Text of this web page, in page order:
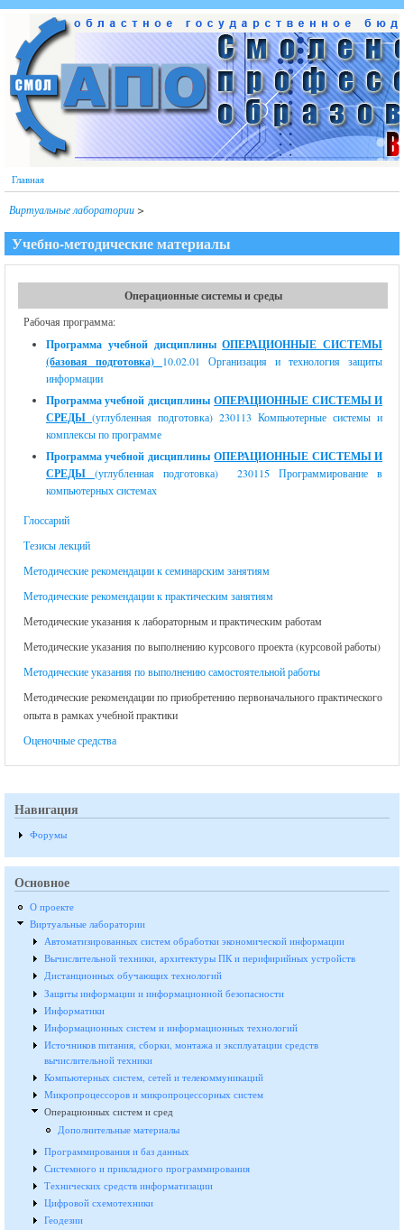
Перейти к основному содержанию
Главная
Виртуальные лаборатории >
Учебно-методические материалы
Операционные системы и среды
Рабочая программа:
Программа учебной дисциплиныОПЕРАЦИОННЫЕ СИСТЕМЫ
(базовая подготовка) 10.02.01 Организация и технология защиты
информации
Программа учебной дисциплиныОПЕРАЦИОННЫЕ СИСТЕМЫ И
СРЕДЫ (углубленная подготовка) 230113 Компьютерные системы и
комплексы по программе
Программа учебной дисциплиныОПЕРАЦИОННЫЕ СИСТЕМЫ И
СРЕДЫ (углубленная подготовка) 230115 Программирование в
компьютерных системах
Глоссарий
Тезисы лекций
Методические рекомендации к семинарским занятиям
Методические рекомендации к практическим занятиям
Методические указания к лабораторным и практическим работам
Методические указания по выполнению курсового проекта (курсовой работы)
Методические указания по выполнению самостоятельной работы
Методические рекомендации по приобретению первоначального практического
опыта в рамках учебной практики
Оценочные средства
Навигация
Форумы
Основное
О проекте
Виртуальные лаборатории
Автоматизированных систем обработки экономической информации
Вычислительной техники, архитектуры ПК и перифирийных устройств
Дистанционных обучающих технологий
Защиты информации и информационной безопасности
Информатики
Информационных систем и информационных технологий
Источников питания, сборки, монтажа и эксплуатации средств
вычислительной техники
Компьютерных систем, сетей и телекоммуникаций
Микропроцессоров и микропроцессорных систем
Операционных систем и сред
Дополнительные материалы
Программирования и баз данных
Системного и прикладного программирования
Технических средств информатизации
Цифровой схемотехники
Геодезии